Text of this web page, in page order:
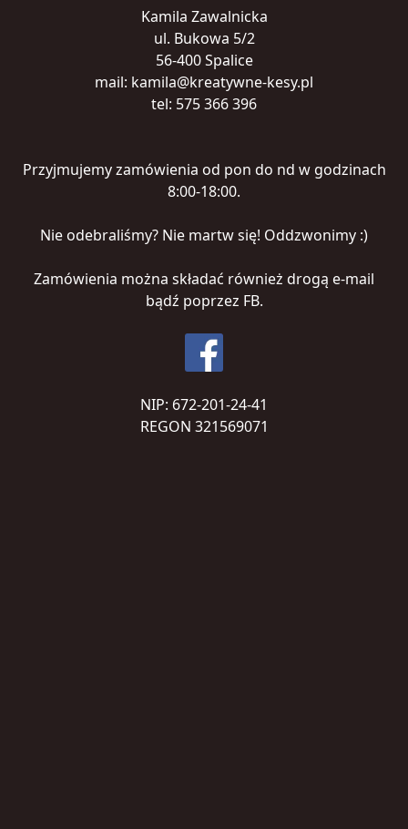
Kamila Zawalnicka
ul. Bukowa 5/2
56-400 Spalice
mail: kamila@kreatywne-kesy.pl
tel: 575 366 396
Przyjmujemy zamówienia od pon do nd w godzinach
8:00-18:00.
Nie odebraliśmy? Nie martw się! Oddzwonimy :)
Zamówienia można składać również drogą e-mail
bądź poprzez FB.
NIP: 672-201-24-41
REGON 321569071